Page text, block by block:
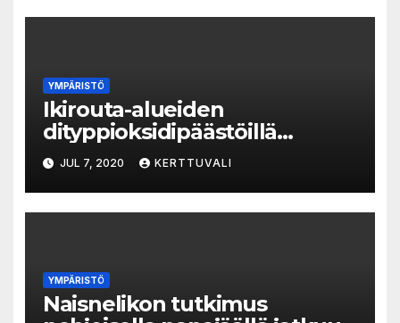
YMPÄRISTÖ
Ikirouta-alueiden
dityppioksidipäästöillä
maailmanlaajuinen merkitys –
ilmastonmuutos voi lisätä
päästöjä
JUL 7, 2020 KERTTUVALI
YMPÄRISTÖ
Naisnelikon tutkimus